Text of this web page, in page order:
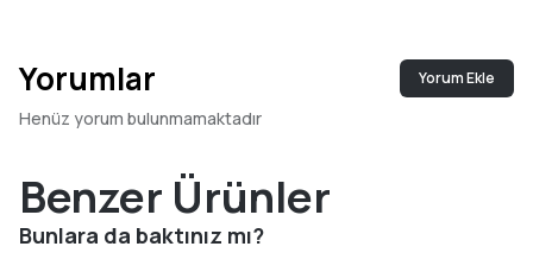
Tazz Sun Stitch, evde rahat kullanım veya güneşli günlerde dış
mekanda keyifli aktiviteler için ideal bir seçenek olup, hafif, şık
Bu model, tedarik zincirimizdeki kadınları destekleyen
Reimagining Industry to Support Equality (RISE)
kapsamında faaliyet gösteren bir üretim tesisinde üretilmiştir.
Yorumlar Yorum Ekle
Henüz yorum bulunmamaktadır
Benzer Ürünler
Bunlara da baktınız mı?